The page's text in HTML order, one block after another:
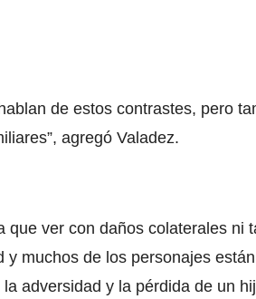
de estos contrastes, pero
agregó Valadez.
ver con daños colaterales ni
muchos de los personajes
adversidad y la pérdida de un